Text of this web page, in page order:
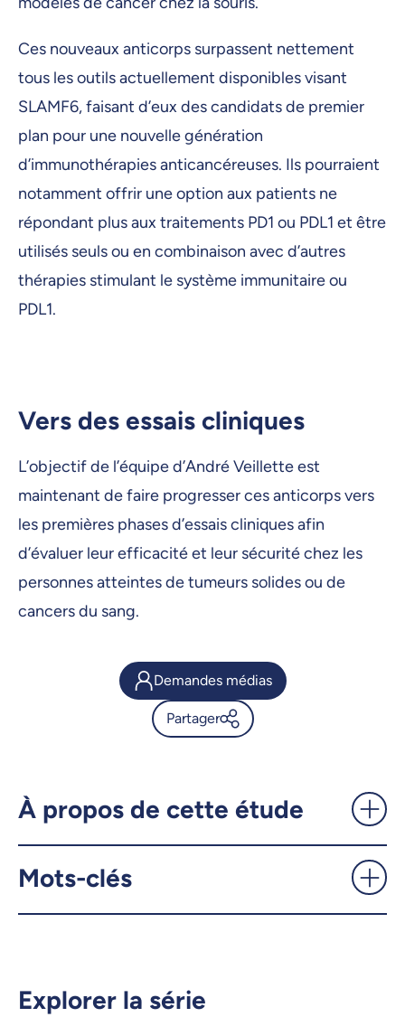
Ces nouveaux anticorps surpassent nettement
tous les outils actuellement disponibles visant
SLAMF6, faisant d’eux des candidats de premier
plan pour une nouvelle génération
d’immunothérapies anticancéreuses. Ils pourraient
notamment offrir une option aux patients ne
répondant plus aux traitements PD1 ou PDL1 et être
utilisés seuls ou en combinaison avec d’autres
thérapies stimulant le système immunitaire ou
PDL1.
Vers des essais cliniques
L’objectif de l’équipe d’André Veillette est
maintenant de faire progresser ces anticorps vers
les premières phases d’essais cliniques afin
d’évaluer leur efficacité et leur sécurité chez les
personnes atteintes de tumeurs solides ou de
cancers du sang.
Demandes médias
Partager
UdeMnouvelles
Facebook
À propos de cette étude
Mots-clés
Explorer la série